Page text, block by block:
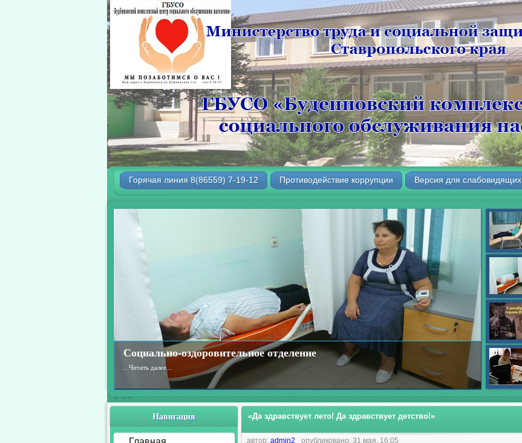
Горячая линия 8(86559) 7-19-12 Противодействие коррупции Версия для слабовидящих
Социально-оздоровительное отделение
Читать далее...
Навигация «Да здравствует лето! Да здравствует детство!»
автор: admin2 опубликовано: 31 мая, 16:05